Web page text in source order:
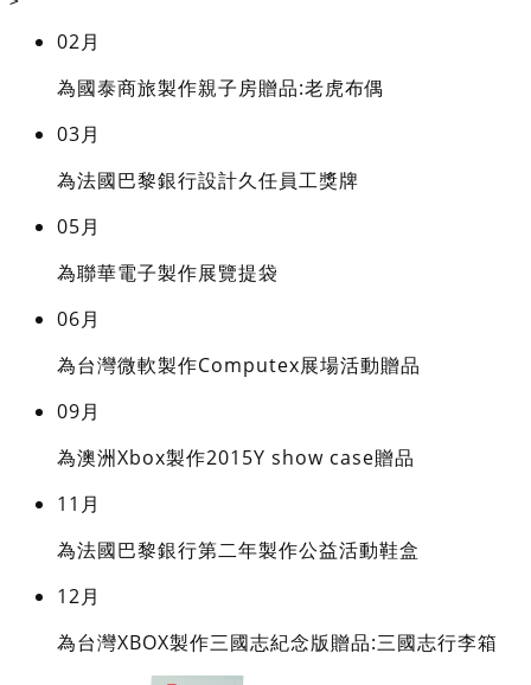
02月
為國泰商旅製作親子房贈品:老虎布偶
03月
為法國巴黎銀行設計久任員工獎牌
05月
為聯華電子製作展覽提袋
06月
為台灣微軟製作Computex展場活動贈品
09月
為澳洲Xbox製作2015Y show case贈品
11月
為法國巴黎銀行第二年製作公益活動鞋盒
12月
為台灣XBOX製作三國志紀念版贈品:三國志行李箱